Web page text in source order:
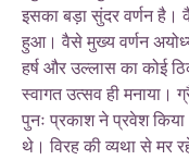
इसका बड़ा सुंदर वर्णन है।
हुआ। वैसे मुख्य वर्णन
हर्ष और उल्लास का कोई
स्वागत उत्सव ही मनाया।
पुनः प्रकाश ने प्रवेश
थे। विरह की व्यथा से मर